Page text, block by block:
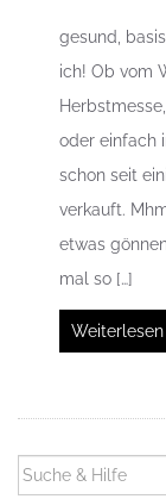
gesund,
ich! Ob vom
oder einfach
schon seit
verkauft.
etwas
mal so […]
Weiterlesen
SUCHEN
NACH: